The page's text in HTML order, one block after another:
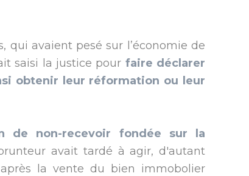
qui avaient pesé sur l’économie de
saisi la justice pour faire déclarer
obtenir leur réformation ou leur
de non-recevoir fondée sur la
avait tardé à agir, d'autant
la vente du bien immobolier